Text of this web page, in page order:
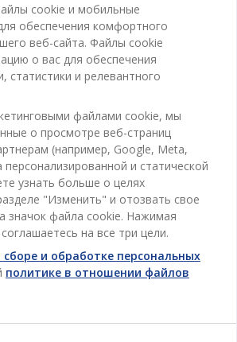
клиентов
клиентов
41A мун. Кишинёв,
(B2B)
юридическими лицами
КЛИЕНТОВ
клиентов
cookie и мобильные
обеспечения комфортного
веб-сайта. Файлы cookie
о вас для обеспечения
статистики и релевантного
файлами cookie, мы
о просмотре веб-страниц
(например, Google, Meta,
персонализированной и статической
узнать больше о целях
"Изменить" и отозвать свое
значок файла cookie. Нажимая
на все три цели.
сборе и обработке персональных
политике в отношении файлов